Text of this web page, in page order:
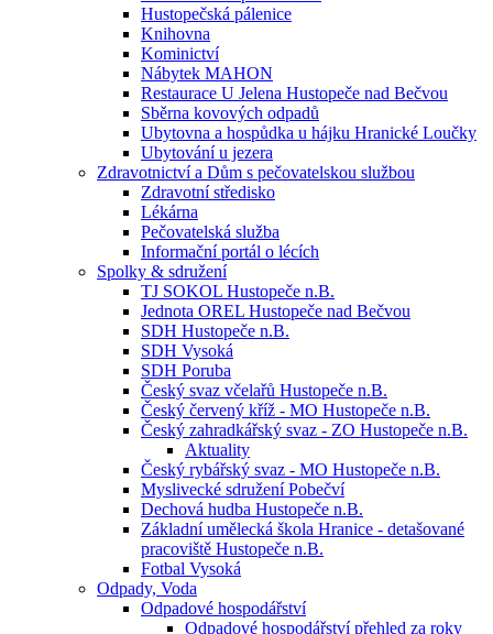
Hustopečská pálenice
Knihovna
Kominictví
Nábytek MAHON
Restaurace U Jelena Hustopeče nad Bečvou
Sběrna kovových odpadů
Ubytovna a hospůdka u hájku Hranické Loučky
Ubytování u jezera
Zdravotnictví a Dům s pečovatelskou službou
Zdravotní středisko
Lékárna
Pečovatelská služba
Informační portál o lécích
Spolky & sdružení
TJ SOKOL Hustopeče n.B.
Jednota OREL Hustopeče nad Bečvou
SDH Hustopeče n.B.
SDH Vysoká
SDH Poruba
Český svaz včelařů Hustopeče n.B.
Český červený kříž - MO Hustopeče n.B.
Český zahradkářský svaz - ZO Hustopeče n.B.
Aktuality
Český rybářský svaz - MO Hustopeče n.B.
Myslivecké sdružení Pobečví
Dechová hudba Hustopeče n.B.
Základní umělecká škola Hranice - detašované
pracoviště Hustopeče n.B.
Fotbal Vysoká
Odpady, Voda
Odpadové hospodářství
Odpadové hospodářství přehled za roky